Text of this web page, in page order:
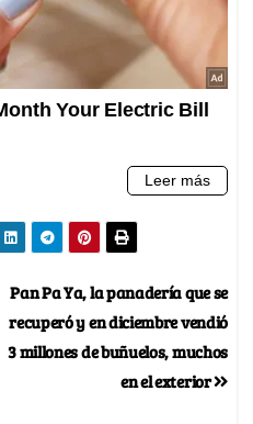
Pan Pa Ya, la panadería que se
recuperó y en diciembre vendió
3 millones de buñuelos, muchos
en el exterior